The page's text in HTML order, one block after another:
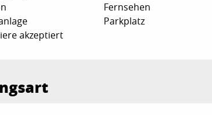
Fernsehen
Parkplatz
akzeptiert